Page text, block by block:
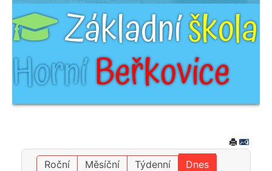
Základníškola
HorníBeřkovice
Roční Měsíční Týdenní
Dnes